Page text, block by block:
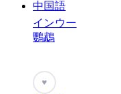
中国語
インウー
鸚鵡
♥